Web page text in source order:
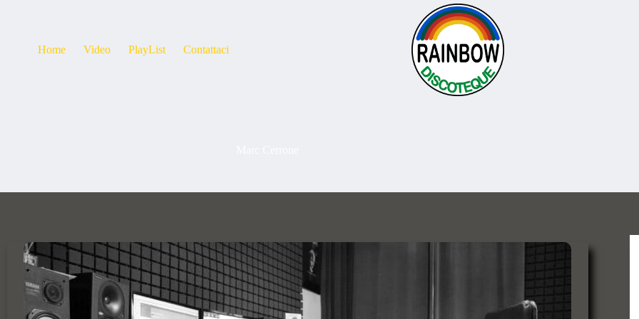
Home Video PlayList Contattaci